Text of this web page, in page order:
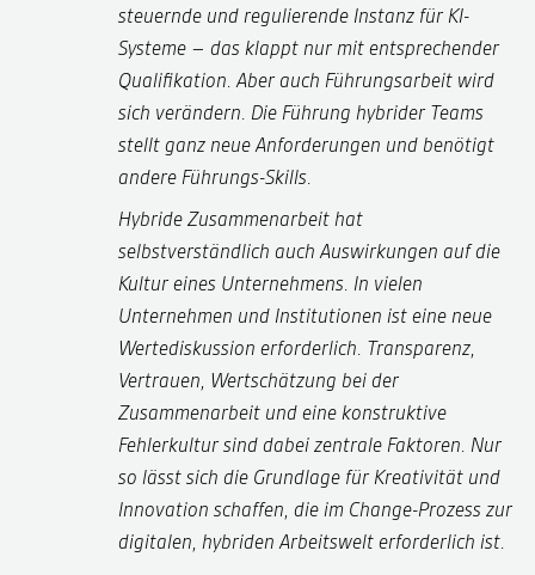
steuernde und regulierende Instanz für KI-
Systeme – das klappt nur mit entsprechender
Qualifikation. Aber auch Führungsarbeit wird
sich verändern. Die Führung hybrider Teams
stellt ganz neue Anforderungen und benötigt
andere Führungs-Skills.
Hybride Zusammenarbeit hat
selbstverständlich auch Auswirkungen auf die
Kultur eines Unternehmens. In vielen
Unternehmen und Institutionen ist eine neue
Wertediskussion erforderlich. Transparenz,
Vertrauen, Wertschätzung bei der
Zusammenarbeit und eine konstruktive
Fehlerkultur sind dabei zentrale Faktoren. Nur
so lässt sich die Grundlage für Kreativität und
Innovation schaffen, die im Change-Prozess zur
digitalen, hybriden Arbeitswelt erforderlich ist.